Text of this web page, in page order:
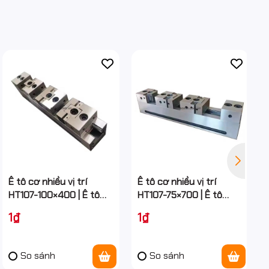
Ê tô cơ nhiều vị trí
HT107-100×400 | Ê tô
chính xác
1₫
So sánh
Ê tô cơ nhiều vị trí
HT107-75×700 | Ê tô
quả.
1₫
So sánh